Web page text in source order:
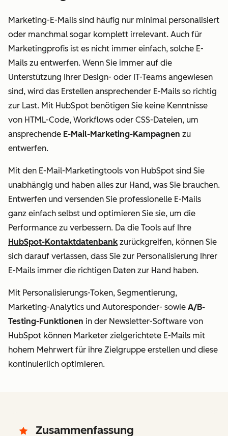
Marketing-E-Mails sind häufig nur minimal personalisiert
oder manchmal sogar komplett irrelevant. Auch für
Marketingprofis ist es nicht immer einfach, solche E-
Mails zu entwerfen. Wenn Sie immer auf die
Unterstützung Ihrer Design- oder IT-Teams angewiesen
sind, wird das Erstellen ansprechender E-Mails so richtig
zur Last. Mit HubSpot benötigen Sie keine Kenntnisse
von HTML-Code, Workflows oder CSS-Dateien, um
ansprechende E-Mail-Marketing-Kampagnen zu
entwerfen.
Mit den E-Mail-Marketingtools von HubSpot sind Sie
unabhängig und haben alles zur Hand, was Sie brauchen.
Entwerfen und versenden Sie professionelle E-Mails
ganz einfach selbst und optimieren Sie sie, um die
Performance zu verbessern. Da die Tools auf Ihre
HubSpot-Kontaktdatenbankzurückgreifen, können Sie
sich darauf verlassen, dass Sie zur Personalisierung Ihrer
E-Mails immer die richtigen Daten zur Hand haben.
Mit Personalisierungs-Token, Segmentierung,
Marketing-Analytics und Autoresponder- sowie A/B-
Testing-Funktionen in der Newsletter-Software von
HubSpot können Marketer zielgerichtete E-Mails mit
hohem Mehrwert für ihre Zielgruppe erstellen und diese
kontinuierlich optimieren.
Zusammenfassung